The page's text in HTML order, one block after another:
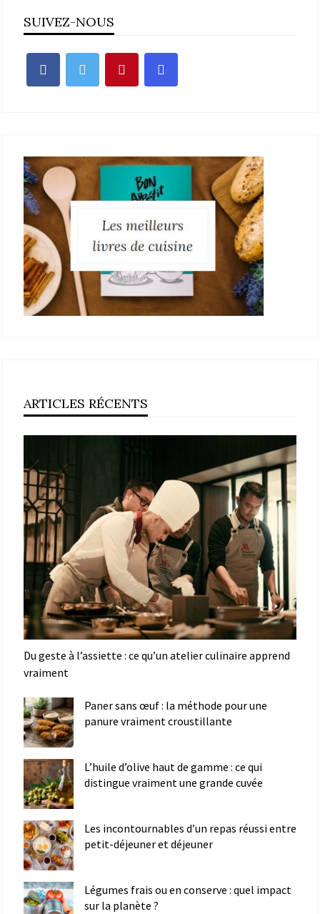
SUIVEZ-NOUS
ARTICLES RÉCENTS
Du geste à l’assiette : ce qu’un atelier culinaire apprend
vraiment
Paner sans œuf : la méthode pour une
panure vraiment croustillante
L’huile d’olive haut de gamme : ce qui
distingue vraiment une grande cuvée
Les incontournables d’un repas réussi entre
petit-déjeuner et déjeuner
Légumes frais ou en conserve : quel impact
sur la planète ?